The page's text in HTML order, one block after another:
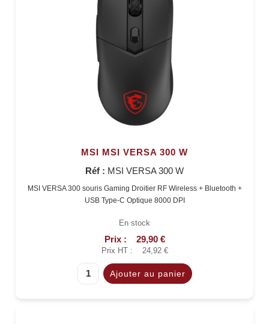
MSI MSI VERSA 300 W
Réf : MSI VERSA 300 W
MSI VERSA 300 souris Gaming Droitier RF Wireless + Bluetooth +
USB Type-C Optique 8000 DPI
En stock
Prix : 29,90 €
Prix HT : 24,92 €